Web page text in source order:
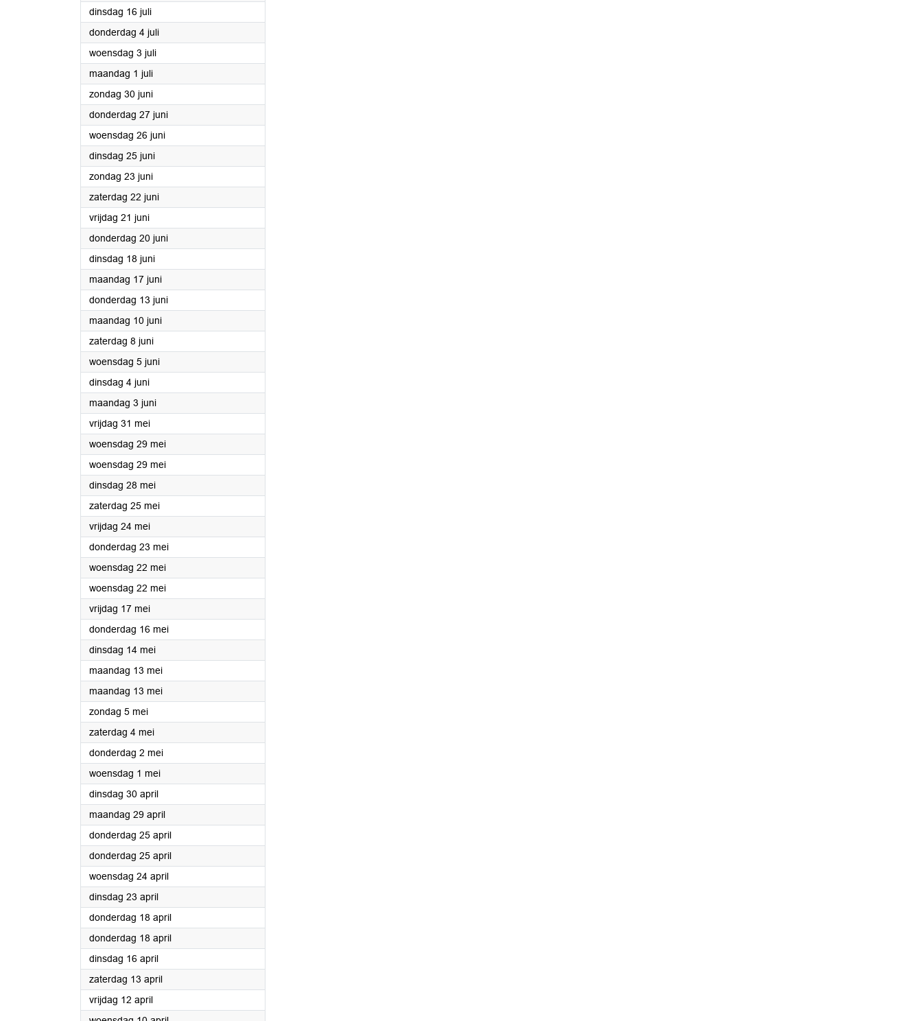
dinsdag 16 juli2024
donderdag 4 juli2024
woensdag 3 juli2024
maandag 1 juli2024
zondag 30 juni2024
donderdag 27 juni2024
woensdag 26 juni2024
dinsdag 25 juni2024
zondag 23 juni2024
zaterdag 22 juni2024
vrijdag 21 juni2024
donderdag 20 juni2024
dinsdag 18 juni2024
maandag 17 juni2024
donderdag 13 juni2024
maandag 10 juni2024
zaterdag 8 juni2024
woensdag 5 juni2024
dinsdag 4 juni2024
maandag 3 juni2024
vrijdag 31 mei2024
woensdag 29 mei2024
woensdag 29 mei2024
dinsdag 28 mei2024
zaterdag 25 mei2024
vrijdag 24 mei2024
donderdag 23 mei2024
woensdag 22 mei2024
woensdag 22 mei2024
vrijdag 17 mei2024
donderdag 16 mei2024
dinsdag 14 mei2024
maandag 13 mei2024
maandag 13 mei2024
zondag 5 mei2024
zaterdag 4 mei2024
donderdag 2 mei2024
woensdag 1 mei2024
dinsdag 30 april2024
maandag 29 april2024
donderdag 25 april2024
donderdag 25 april2024
woensdag 24 april2024
dinsdag 23 april2024
donderdag 18 april2024
donderdag 18 april2024
dinsdag 16 april2024
zaterdag 13 april2024
vrijdag 12 april2024